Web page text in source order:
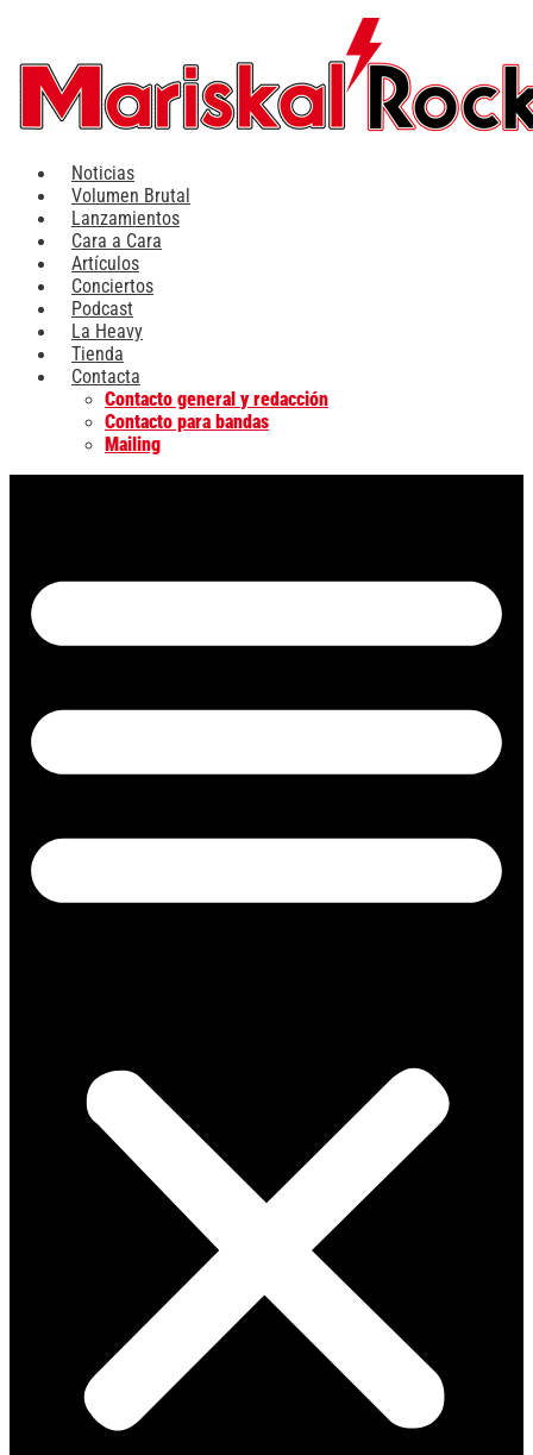
contenido
Noticias
Volumen Brutal
Lanzamientos
Cara a Cara
Artículos
Conciertos
Podcast
La Heavy
Tienda
Contacta
Contacto general y redacción
Contacto para bandas
Mailing